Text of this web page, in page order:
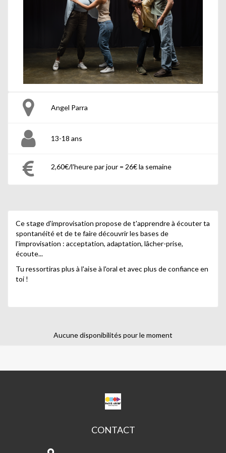
Angel Parra
13-18 ans
2,60€/l'heure par jour = 26€ la semaine
Ce stage d'improvisation propose de t'apprendre à écouter ta
spontanéité et de te faire découvrir les bases de
l'improvisation : acceptation, adaptation, lâcher-prise,
écoute...
Tu ressortiras plus à l'aise à l'oral et avec plus de confiance en
toi !
Aucune disponibilités pour le moment
CPA
ANGEL
CONTACT